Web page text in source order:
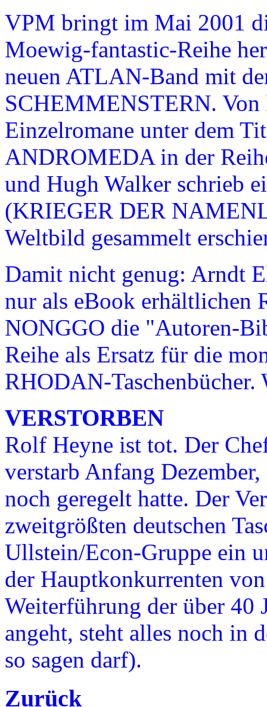
VPM bringt im Mai 2001
Moewig-fantastic-Reihe
neuen ATLAN-Band mit
SCHEMMENSTERN. Von
Einzelromane unter dem
ANDROMEDA in der
und Hugh Walker schrieb
(KRIEGER DER
Weltbild gesammelt
Damit nicht genug: Arndt
nur als eBook erhältlichen
NONGGO die "Autoren-
Reihe als Ersatz für die
RHODAN-Taschenbücher.
VERSTORBEN
Rolf Heyne ist tot. Der
verstarb Anfang
noch geregelt hatte. Der
zweitgrößten deutschen
Ullstein/Econ-Gruppe ein
der Hauptkonkurrenten
Weiterführung der über 40
angeht, steht alles noch in
so sagen darf).
Zurück